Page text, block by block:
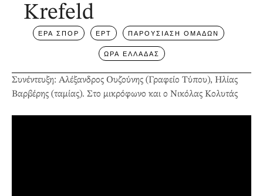
Krefeld
ΕΡΑ ΣΠΟΡ ΕΡΤ ΠΑΡΟΥΣΙΑΣΗ ΟΜΑΔΩΝ
ΩΡΑ ΕΛΛΑΔΑΣ
Συνέντευξη: Αλέξανδρος Ουζούνης (Γραφείο Τύπου), Ηλίας
Βαρβέρης (ταμίας). Στο μικρόφωνο και ο Νικόλας Κολυτάς